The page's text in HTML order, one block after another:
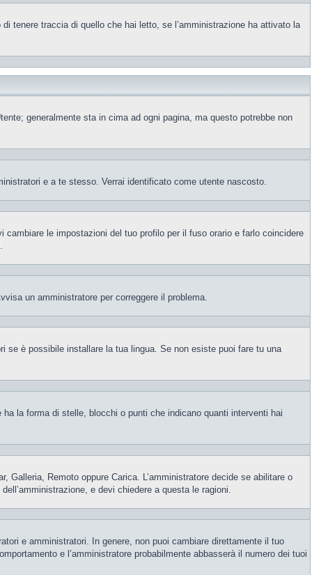
tenere traccia di quello che hai letto, se l’amministrazione ha attivato la
generalmente sta in cima ad ogni pagina, ma questo potrebbe non
e a te stesso. Verrai identificato come utente nascosto.
cambiare le impostazioni del tuo profilo per il fuso orario e farlo coincidere
un amministratore per correggere il problema.
se è possibile installare la tua lingua. Se non esiste puoi fare tu una
la forma di stelle, blocchi o punti che indicano quanti interventi hai
Galleria, Remoto oppure Carica. L’amministratore decide se abilitare o
e devi chiedere a questa le ragioni.
e amministratori. In genere, non puoi cambiare direttamente il tuo
e l’amministratore probabilmente abbasserà il numero dei tuoi